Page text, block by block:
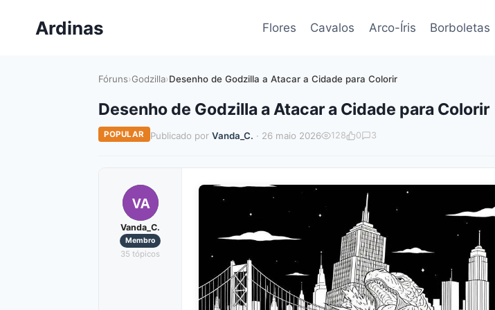
Ardinas Flores Cavalos Arco-Íris Borboletas
Fóruns›Godzilla›Desenho de Godzilla a Atacar a Cidade para Colorir
Desenho de Godzilla a Atacar a Cidade para Colorir
POPULAR Publicado por Vanda_C. · 26 maio 2026 128 0 3
VA
Vanda_C.
Membro
35 tópicos